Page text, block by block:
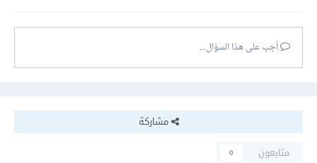
أجب على هذا السؤال...
مشاركة
متابعون
0